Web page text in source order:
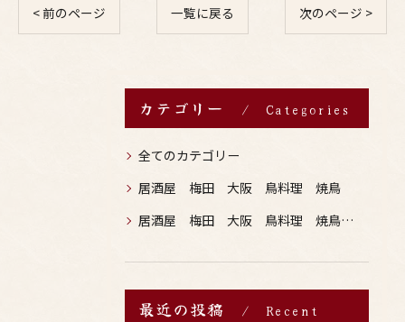
< 前のページ 一覧に戻る 次のページ >
カテゴリー Categories
全てのカテゴリー
居酒屋 梅田 大阪 鳥料理 焼鳥
居酒屋 梅田 大阪 鳥料理 焼鳥 お酒
最近の投稿
Recent